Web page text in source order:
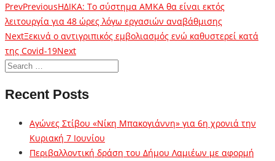
PrevPreviousΗΔΙΚΑ: Το σύστημα ΑΜΚΑ θα είναι εκτός
λειτουργία για 48 ώρες λόγω εργασιών αναβάθμισης
NextΞεκινά ο αντιγριπικός εμβολιασμός ενώ καθυστερεί κατά
της Covid-19Next
Recent Posts
Αγώνες Στίβου «Νίκη Μπακογιάννη» για 6η χρονιά την
Κυριακή 7 Ιουνίου
Περιβαλλοντική δράση του Δήμου Λαμιέων με αφορμή